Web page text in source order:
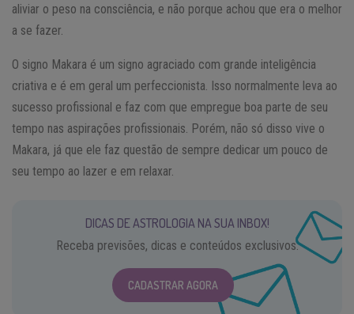
aliviar o peso na consciência, e não porque achou que era o melhor
a se fazer.
O signo Makara é um signo agraciado com grande inteligência
criativa e é em geral um perfeccionista. Isso normalmente leva ao
sucesso profissional e faz com que empregue boa parte de seu
tempo nas aspirações profissionais. Porém, não só disso vive o
Makara, já que ele faz questão de sempre dedicar um pouco de
seu tempo ao lazer e em relaxar.
DICAS DE ASTROLOGIA NA SUA INBOX!
Receba previsões, dicas e conteúdos exclusivos.
CADASTRAR AGORA